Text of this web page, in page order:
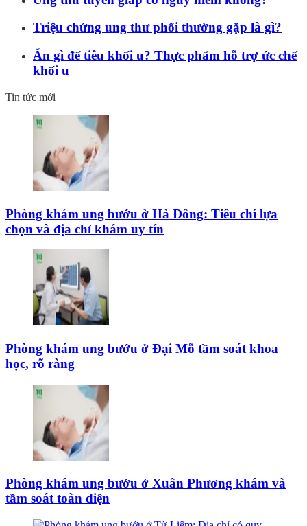
Triệu chứng ung thư phổi thường gặp là gì?
Ăn gì để tiêu khối u? Thực phẩm hỗ trợ ức chế
khối u
Tin tức mới
Phòng khám ung bướu ở Hà Đông: Tiêu chí lựa
chọn và địa chỉ khám uy tín
Phòng khám ung bướu ở Đại Mỗ tầm soát khoa
học, rõ ràng
Phòng khám ung bướu ở Xuân Phương khám và
tầm soát toàn diện